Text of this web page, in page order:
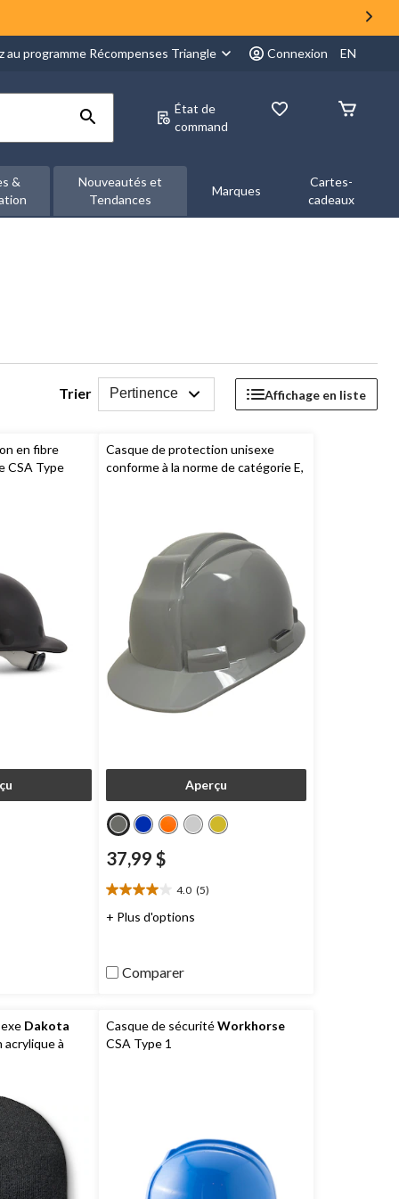
au programme Récompenses Triangle Connexion EN
État de
command
&
Nouveautés et
Tendances
Marques
Cartes-
cadeaux
Trier Pertinence Affichage en liste
en fibre
CSA Type
Casque de protection unisexe
conforme à la norme de catégorie E,
Aperçu
37,99 $
4.0 (5)
4.0
étoile(s)
5
évaluations
+ Plus d'options
Comparer
Dakota
acrylique à
Casque de sécuritéWorkhorse
CSA Type 1